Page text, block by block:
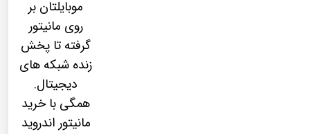
موبایلتان بر
روی مانیتور
گرفته تا پخش
زنده شبکه های
دیجیتال.
همگی با خرید
مانیتور اندروید